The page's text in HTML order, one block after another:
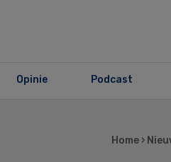
Opinie Podcast
Home ›